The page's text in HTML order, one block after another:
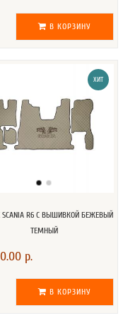
В КОРЗИНУ
ХИТ
R6 С ВЫШИВКОЙ БЕЖЕВЫЙ
ТЕМНЫЙ
р.
В КОРЗИНУ